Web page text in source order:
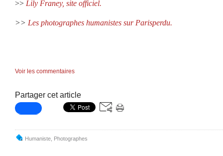
>> Lily Franey, site officiel.
>> Les photographes humanistes sur Parisperdu.
Voir les commentaires
Partager cet article
Humaniste Photographes